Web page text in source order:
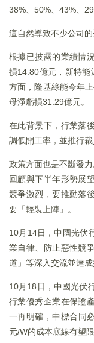
38%、50%、43%、
這自然導致不少公司的
根據已披露的業績情
損14.80億元，新特
方面，隆基綠能今年
母淨虧損31.29億元。
在此背景下，行業落
調低開工率，並推行裁
政策方面也是不斷發
回顧與下半年形勢展
競爭激烈，要推動落
要「輕裝上陣」。
10月14日，中國光伏
業自律、防止惡性競
道」等深入交流並達成
10月18日，中國光伏
行業優秀企業在保證
一再明確，中標合同
元/W的成本底線有望